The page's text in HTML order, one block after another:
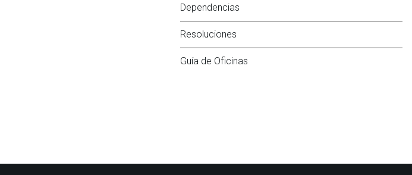
Dependencias
Resoluciones
Guía de Oficinas